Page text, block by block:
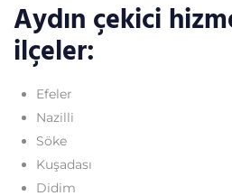
Aydın çekici
ilçeler:
Efeler
Nazilli
Söke
Kuşadası
Didim